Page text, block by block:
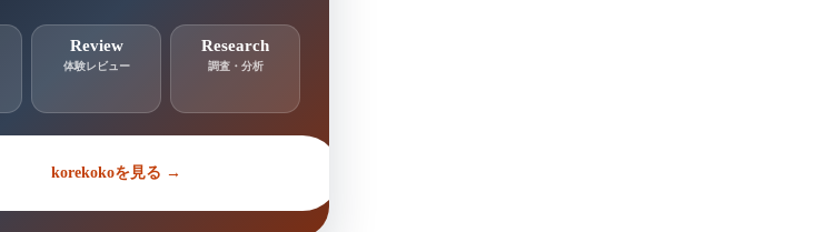
Review
体験レビュー
Research
調査・分析
korekokoを見る →